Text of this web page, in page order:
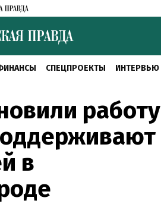
СПЕЦПРОЕКТЫ ИНТЕРВЬЮ
работу
в